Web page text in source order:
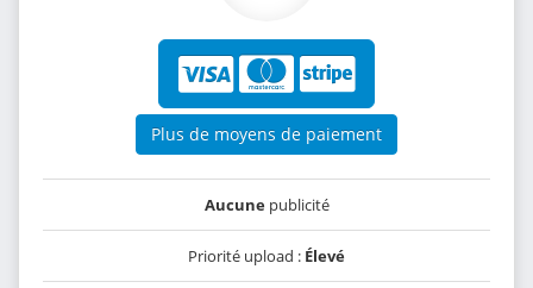
Plus de moyens de paiement
Aucunepublicité
Priorité upload : Élevé